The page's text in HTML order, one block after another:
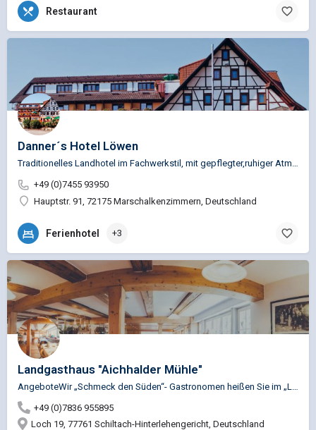
Restaurant
Danner´s Hotel Löwen
+49 (0)7455 93950
Hauptstr. 91, 72175 Marschalkenzimmern, Deutschland
Ferienhotel +3
Landgasthaus "Aichhalder Mühle"
+49 (0)7836 955895
Loch 19, 77761 Schiltach-Hinterlehengericht, Deutschland